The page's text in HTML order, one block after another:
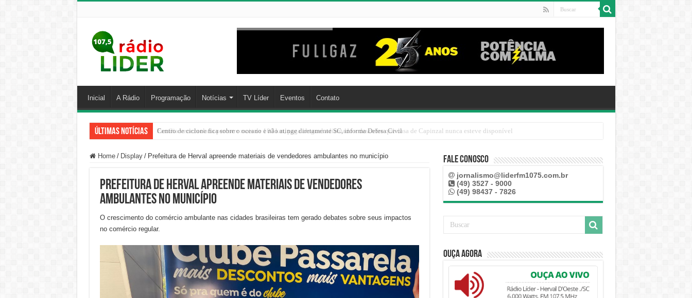
Inicial A Rádio Programação Notícias TV Líder Eventos Contato
Últimas Notícias Centro de ciclone fica sobre o oceano e não atinge diretamente SC, informa Defesa Civil
Home / Display / Prefeitura de Herval apreende materiais de vendedores ambulantes no município
Prefeitura de Herval apreende materiais de vendedores
ambulantes no município
O crescimento do comércio ambulante nas cidades brasileiras tem gerado debates sobre seus impactos
no comércio regular.
Fale Conosco
jornalismo@liderfm1075.com.br
(49) 3527 - 9000
(49) 98437 - 7826
Ouça Agora